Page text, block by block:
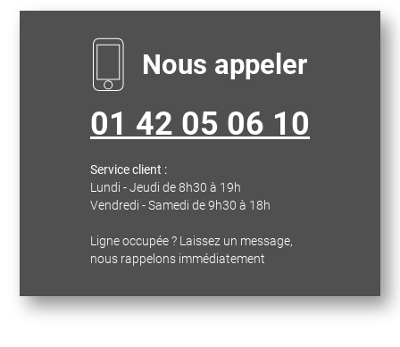
Nous appeler
01 42 05 06 10
Service client :
Lundi - Jeudi de 8h30 à 19h
Vendredi - Samedi de 9h30 à 18h
Ligne occupée ? Laissez un message,
nous rappelons immédiatement